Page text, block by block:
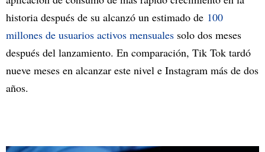
historia después de su alcanzó un estimado de 100
millones de usuarios activos mensuales solo dos meses
después del lanzamiento. En comparación, Tik Tok tardó
nueve meses en alcanzar este nivel e Instagram más de dos
años.